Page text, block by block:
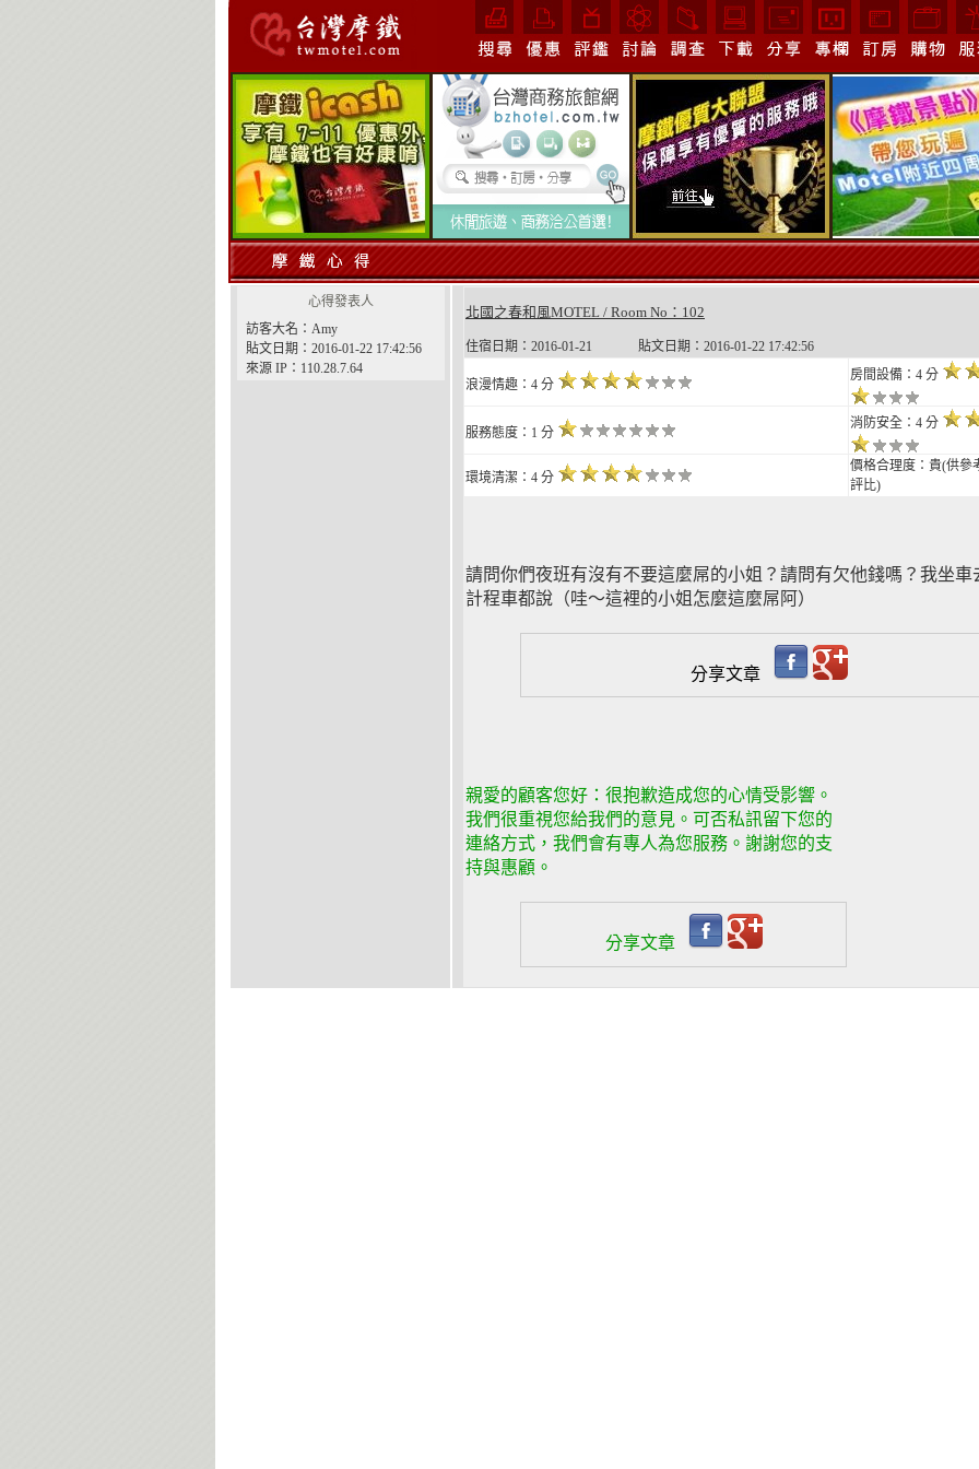
心得發表人
訪客大名：Amy
貼文日期：2016-01-22 17:42:56
來源 IP：110.28.7.64
北國之春和風MOTEL / Room No：102
住宿日期：2016-01-21 貼文日期：2016-01-22 17:42:56
浪漫情趣：4 分
房間設備：4 分
服務態度：1 分
消防安全：4 分
環境清潔：4 分
價格合理度：貴(供參
評比)
請問你們夜班有沒有不要這麼屌的小姐？請問有欠他錢嗎？我坐車
計程車都說（哇～這裡的小姐怎麼這麼屌阿）
分享文章
親愛的顧客您好：很抱歉造成您的心情受影響。
我們很重視您給我們的意見。可否私訊留下您的
連絡方式，我們會有專人為您服務。謝謝您的支
持與惠顧。
分享文章